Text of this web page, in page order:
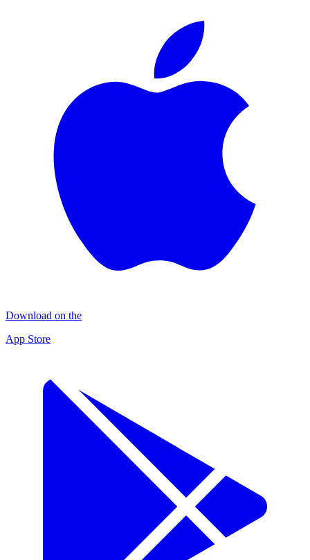
Download on the
App Store